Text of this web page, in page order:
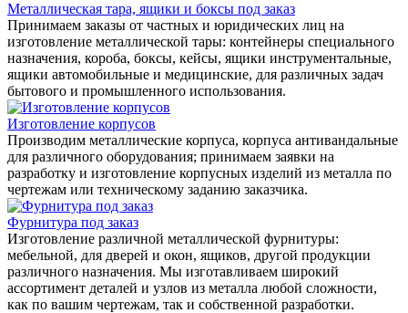
Металлическая тара, ящики и боксы под заказ
Принимаем заказы от частных и юридических лиц на
изготовление металлической тары: контейнеры специального
назначения, короба, боксы, кейсы, ящики инструментальные,
ящики автомобильные и медицинские, для различных задач
бытового и промышленного использования.
Изготовление корпусов
Производим металлические корпуса, корпуса антивандальные
для различного оборудования; принимаем заявки на
разработку и изготовление корпусных изделий из металла по
чертежам или техническому заданию заказчика.
Фурнитура под заказ
Изготовление различной металлической фурнитуры:
мебельной, для дверей и окон, ящиков, другой продукции
различного назначения. Мы изготавливаем широкий
ассортимент деталей и узлов из металла любой сложности,
как по вашим чертежам, так и собственной разработки.